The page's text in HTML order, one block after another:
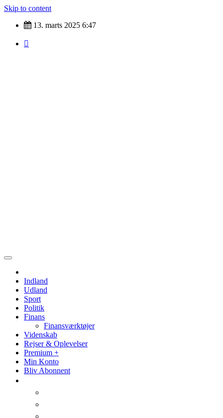
Skip to content
13. marts 2025 6:47
Indland
Udland
Sport
Politik
Finans
Finansværktøjer
Videnskab
Rejser & Oplevelser
Premium +
Min Konto
Bliv Abonnent